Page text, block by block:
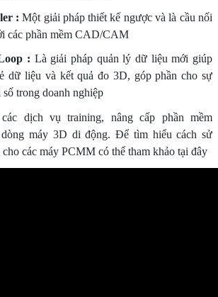
:Một giải pháp thiết kế ngược và là cầu nối
các phần mềm CAD/CAM
: Là giải pháp quản lý dữ liệu mới giúp
dữ liệu và kết quả đo 3D, góp phần cho sự
trong doanh nghiệp
dịch vụ training, nâng cấp phần mềm
dòng máy 3D di động. Để tìm hiểu cách sử
các máy PCMM có thể tham khảo tại đây